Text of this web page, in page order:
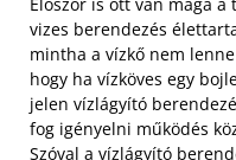
vizes berendezés
mintha a vízkő nem
hogy ha vízköves egy
jelen vízlágyító
fog igényelni működés
Szóval a vízlágyító